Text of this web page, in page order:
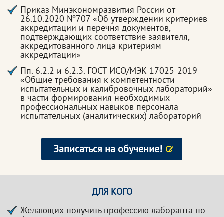
Приказ Минэкономразвития России от
26.10.2020 №707 «Об утверждении критериев
аккредитации и перечня документов,
подтверждающих соответствие заявителя,
аккредитованного лица критериям
аккредитации»
Пп. 6.2.2 и 6.2.3. ГОСТ ИСО/МЭК 17025-2019
«Общие требования к компетентности
испытательных и калибровочных лабораторий»
в части формирования необходимых
профессиональных навыков персонала
испытательных (аналитических) лабораторий
Записаться на обучение!
ДЛЯ КОГО
Желающих получить профессию лаборанта по